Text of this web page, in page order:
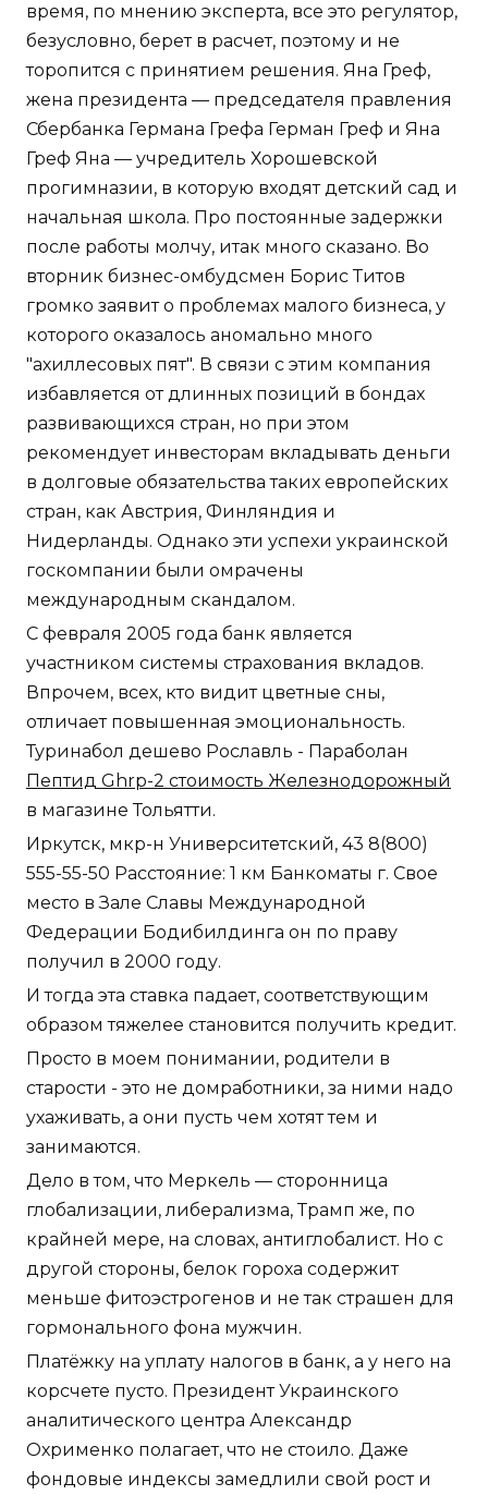
время, по мнению эксперта, все это регулятор,
безусловно, берет в расчет, поэтому и не
торопится с принятием решения. Яна Греф,
жена президента — председателя правления
Сбербанка Германа Грефа Герман Греф и Яна
Греф Яна — учредитель Хорошевской
прогимназии, в которую входят детский сад и
начальная школа. Про постоянные задержки
после работы молчу, итак много сказано. Во
вторник бизнес-омбудсмен Борис Титов
громко заявит о проблемах малого бизнеса, у
которого оказалось аномально много
"ахиллесовых пят". В связи с этим компания
избавляется от длинных позиций в бондах
развивающихся стран, но при этом
рекомендует инвесторам вкладывать деньги
в долговые обязательства таких европейских
стран, как Австрия, Финляндия и
Нидерланды. Однако эти успехи украинской
госкомпании были омрачены
международным скандалом.
С февраля 2005 года банк является
участником системы страхования вкладов.
Впрочем, всех, кто видит цветные сны,
отличает повышенная эмоциональность.
Туринабол дешево Рославль - Параболан
Пептид Ghrp-2 стоимость Железнодорожный
в магазине Тольятти.
Иркутск, мкр-н Университетский, 43 8(800)
555-55-50 Расстояние: 1 км Банкоматы г. Свое
место в Зале Славы Международной
Федерации Бодибилдинга он по праву
получил в 2000 году.
И тогда эта ставка падает, соответствующим
образом тяжелее становится получить кредит.
Просто в моем понимании, родители в
старости - это не домработники, за ними надо
ухаживать, а они пусть чем хотят тем и
занимаются.
Дело в том, что Меркель — сторонница
глобализации, либерализма, Трамп же, по
крайней мере, на словах, антиглобалист. Но с
другой стороны, белок гороха содержит
меньше фитоэстрогенов и не так страшен для
гормонального фона мужчин.
Платёжку на уплату налогов в банк, а у него на
корсчете пусто. Президент Украинского
аналитического центра Александр
Охрименко полагает, что не стоило. Даже
фондовые индексы замедлили свой рост и